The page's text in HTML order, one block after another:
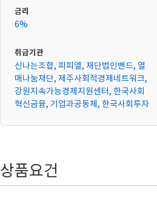
금리
6%
취급기관
신나는조합, 피피엘, 재단법인밴드, 열
매나눔재단, 제주사회적경제네트워크,
강원지속가능경제지원센터, 한국사회
혁신금융, 기업과공동체, 한국사회투자
상품요건